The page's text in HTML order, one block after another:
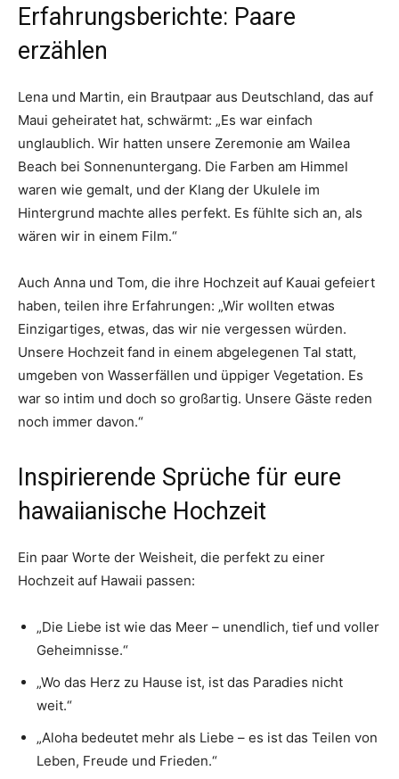
Erfahrungsberichte: Paare
erzählen
Lena und Martin, ein Brautpaar aus Deutschland, das auf
Maui geheiratet hat, schwärmt: „Es war einfach
unglaublich. Wir hatten unsere Zeremonie am Wailea
Beach bei Sonnenuntergang. Die Farben am Himmel
waren wie gemalt, und der Klang der Ukulele im
Hintergrund machte alles perfekt. Es fühlte sich an, als
wären wir in einem Film.“
Auch Anna und Tom, die ihre Hochzeit auf Kauai gefeiert
haben, teilen ihre Erfahrungen: „Wir wollten etwas
Einzigartiges, etwas, das wir nie vergessen würden.
Unsere Hochzeit fand in einem abgelegenen Tal statt,
umgeben von Wasserfällen und üppiger Vegetation. Es
war so intim und doch so großartig. Unsere Gäste reden
noch immer davon.“
Inspirierende Sprüche für eure
hawaiianische Hochzeit
Ein paar Worte der Weisheit, die perfekt zu einer
Hochzeit auf Hawaii passen:
„Die Liebe ist wie das Meer – unendlich, tief und voller
Geheimnisse.“
„Wo das Herz zu Hause ist, ist das Paradies nicht
weit.“
„Aloha bedeutet mehr als Liebe – es ist das Teilen von
Leben, Freude und Frieden.“